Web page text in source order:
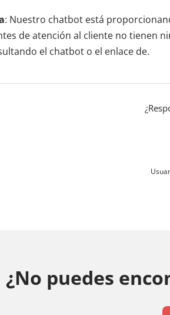
: Nuestro chatbot está
de atención al cliente no tienen
el chatbot o el enlace de.
¿No puedes